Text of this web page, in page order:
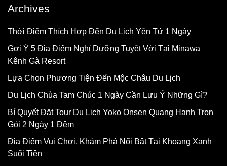
Archives
Thời Điểm Thích Hợp Đến Du Lịch Yên Tử 1 Ngày
Gợi Ý 5 Địa Điểm Nghỉ Dưỡng Tuyệt Vời Tại Minawa
Kênh Gà Resort
Lựa Chọn Phương Tiện Đến Mộc Châu Du Lịch
Du Lịch Chùa Tam Chúc 1 Ngày Cần Lưu Ý Những Gì?
Bí Quyết Đặt Tour Du Lịch Yoko Onsen Quang Hanh Trọn
Gói 2 Ngày 1 Đêm
Địa Điểm Vui Chơi, Khám Phá Nổi Bật Tại Khoang Xanh
Suối Tiên